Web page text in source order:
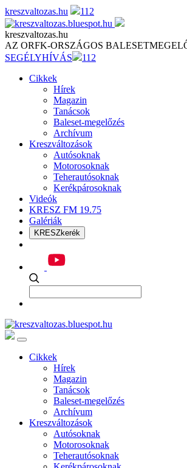
Skip
to
content
kreszvaltozas.hu 112
kreszvaltozas.hu
AZ ORFK-ORSZÁGOS
SEGÉLYHÍVÁS
112
Cikkek
Hírek
Magazin
Tanácsok
Baleset-megelőzés
Archívum
Kreszváltozások
Autósoknak
Motorosoknak
Teherautósoknak
Kerékpárosoknak
Videók
KRESZ FM 19.75
Galériák
KRESZkerék
Cikkek
Hírek
Magazin
Tanácsok
Baleset-megelőzés
Archívum
Kreszváltozások
Autósoknak
Motorosoknak
Teherautósoknak